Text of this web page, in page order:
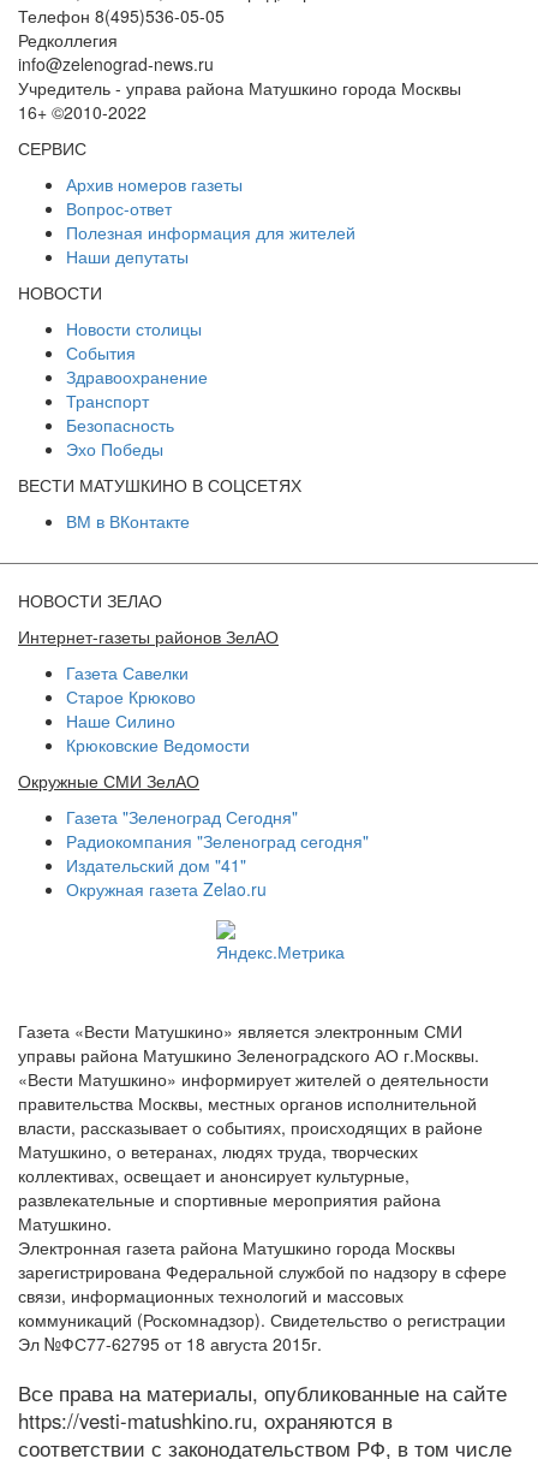
Телефон 8(495)536-05-05
Редколлегия
info@zelenograd-news.ru
Учредитель - управа района Матушкино города Москвы
16+ ©2010-2022
СЕРВИС
Архив номеров газеты
Вопрос-ответ
Полезная информация для жителей
Наши депутаты
НОВОСТИ
Новости столицы
События
Здравоохранение
Транспорт
Безопасность
Эхо Победы
ВЕСТИ МАТУШКИНО В СОЦСЕТЯХ
ВМ в ВКонтакте
НОВОСТИ ЗЕЛАО
Интернет-газеты районов ЗелАО
Газета Савелки
Старое Крюково
Наше Силино
Крюковские Ведомости
Окружные СМИ ЗелАО
Газета "Зеленоград Сегодня"
Радиокомпания "Зеленоград сегодня"
Издательский дом "41"
Окружная газета Zelao.ru
Газета «Вести Матушкино» является электронным СМИ
управы района Матушкино Зеленоградского АО г.Москвы.
«Вести Матушкино» информирует жителей о деятельности
правительства Москвы, местных органов исполнительной
власти, рассказывает о событиях, происходящих в районе
Матушкино, о ветеранах, людях труда, творческих
коллективах, освещает и анонсирует культурные,
развлекательные и спортивные мероприятия района
Матушкино.
Электронная газета района Матушкино города Москвы
зарегистрирована Федеральной службой по надзору в сфере
связи, информационных технологий и массовых
коммуникаций (Роскомнадзор). Свидетельство о регистрации
Эл №ФС77-62795 от 18 августа 2015г.
Все права на материалы, опубликованные на сайте
https://vesti-matushkino.ru, охраняются в
соответствии с законодательством РФ, в том числе